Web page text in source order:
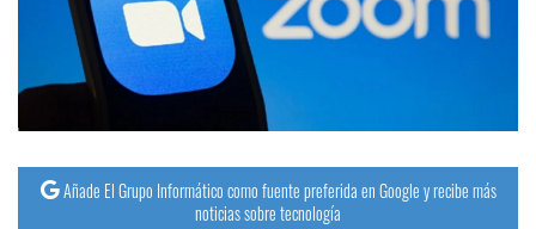
Operadores
Trucos
y
Tutoriales
Añade El Grupo Informático como fuente preferida en Google y recibe más
noticias sobre tecnología